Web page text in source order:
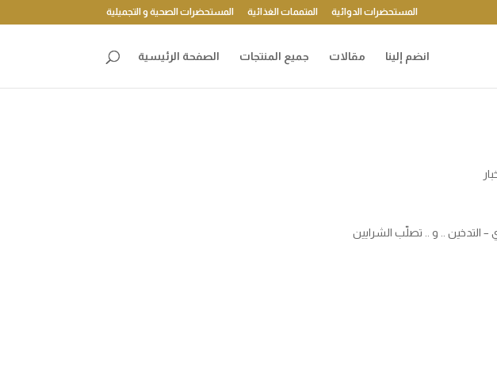
المستحضرات الدوائية المتممات الغذائية المستحضرات الصحية و التجميلية
انضم إلينا مقالات جميع المنتجات الصفحة الرئيسية
– التدخين .. و .. تصلّب الشرايين